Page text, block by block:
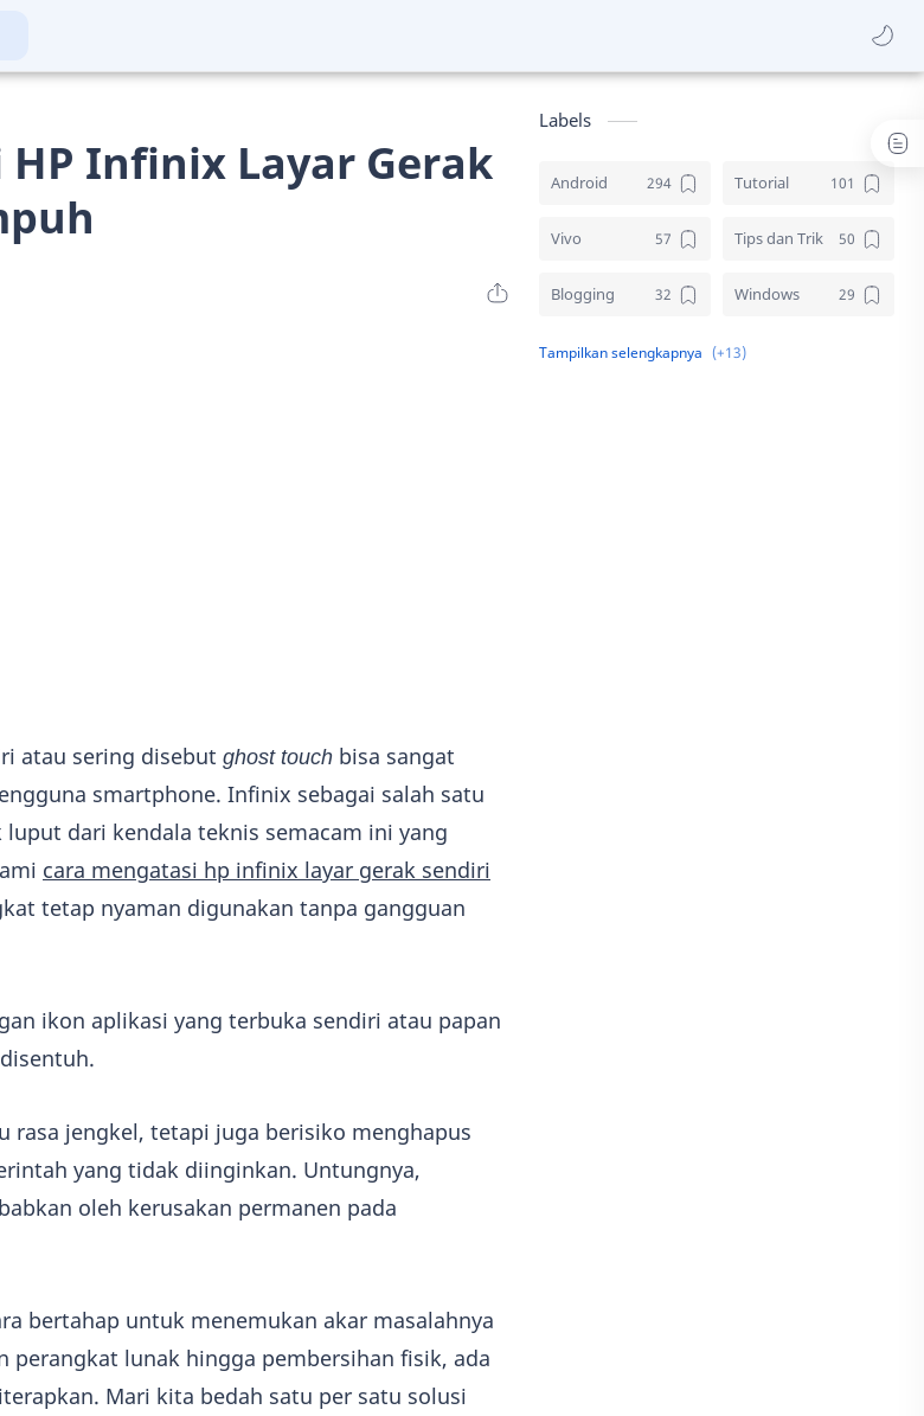
Infinix Layar Gerak
atau sering disebut ghost touch bisa sangat
smartphone. Infinix sebagai salah satu
dari kendala teknis semacam ini yang
cara mengatasi hp infinix layar gerak sendiri
tetap nyaman digunakan tanpa gangguan
ikon aplikasi yang terbuka sendiri atau papan
rasa jengkel, tetapi juga berisiko menghapus
yang tidak diinginkan. Untungnya,
oleh kerusakan permanen pada
bertahap untuk menemukan akar masalahnya
perangkat lunak hingga pembersihan fisik, ada
Mari kita bedah satu per satu solusi
Labels
Android Tutorial
Vivo Tips dan Trik
Blogging Windows
Download Elektronik